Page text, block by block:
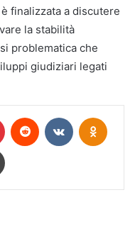
finalizzata a discutere
la stabilità
problematica che
giudiziari legati
Pinterest Reddit VKontakte
Stampa